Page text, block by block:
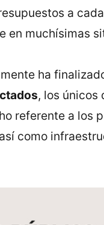
a
en muchísimas
ha
, los únicos
referente a los
como